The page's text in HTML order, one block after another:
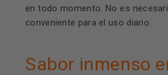
en todo momento. No es
conveniente para el uso diario.
Sabor inmenso